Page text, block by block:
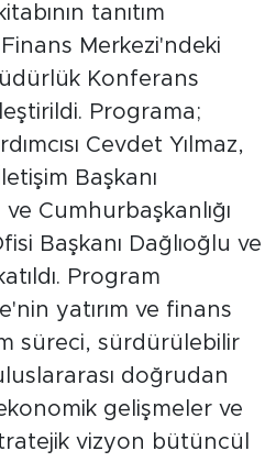
tanıtım
Merkezi'ndeki
Konferans
Programa;
Cevdet Yılmaz,
Başkanı
Cumhurbaşkanlığı
Başkanı Dağlıoğlu ve
Program
yatırım ve finans
süreci, sürdürülebilir
doğrudan
gelişmeler ve
vizyon bütüncül